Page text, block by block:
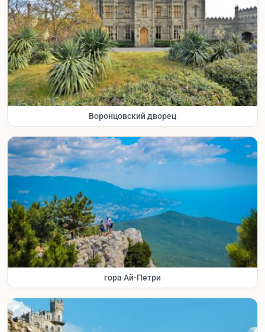
Воронцовский дворец
гора Ай-Петри